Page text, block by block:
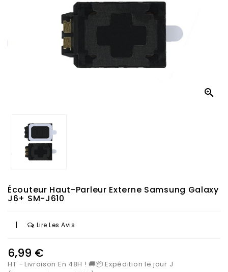

Écouteur Haut-Parleur Externe Samsung Galaxy
J6+ SM-J610
| Lire Les Avis
6,99 €
HT
Livraison En 48H ! 🚚📦 Expédition le jour J